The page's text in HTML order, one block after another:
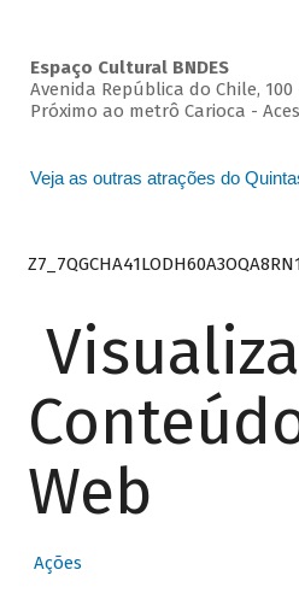
Espaço Cultural BNDES
Avenida República do Chile,
Próximo ao metrô Carioca -
Veja as outras atrações do
Web
Ações